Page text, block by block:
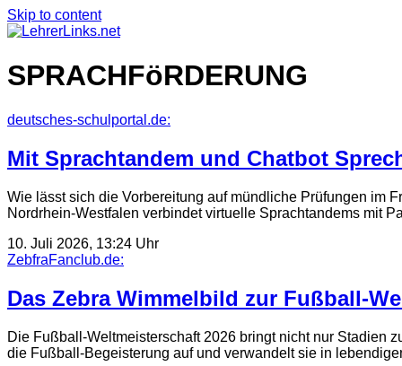
Skip to content
SPRACHFöRDERUNG
deutsches-schulportal.de:
Mit Sprachtandem und Chatbot
Wie lässt sich die Vorbereitung auf mündliche Prüfungen im
Nordrhein-Westfalen verbindet virtuelle Sprachtandems mit
10. Juli 2026, 13:24 Uhr
ZebfraFanclub.de:
Das Zebra Wimmelbild zur Fußball-
Die Fußball-Weltmeisterschaft 2026 bringt nicht nur Stadien
die Fußball-Begeisterung auf und verwandelt sie in